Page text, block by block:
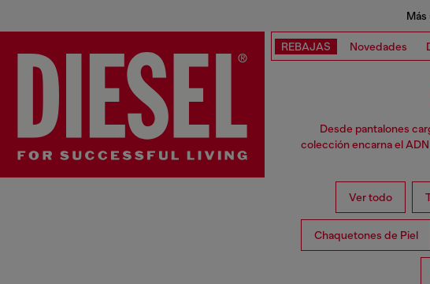
REBAJAS Novedades
Desde pantalones
colección encarna el
Ver todo
Chaquetones de Piel